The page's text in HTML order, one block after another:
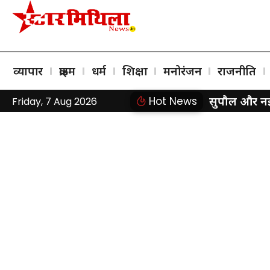
व्यापार क्राइम धर्म शिक्षा मनोरंजन राजनीति
Friday, 7 Aug 2026 Hot News सुपौल और